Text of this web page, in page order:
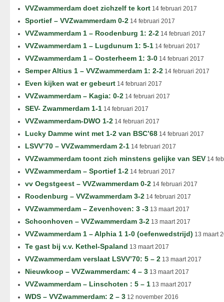
VVZwammerdam doet zichzelf te kort 14 februari 2017
Sportief – VVZwammerdam 0-2 14 februari 2017
VVZwammerdam 1 – Roodenburg 1: 2-2 14 februari 2017
VVZwammerdam 1 – Lugdunum 1: 5-1 14 februari 2017
VVZwammerdam 1 – Oosterheem 1: 3-0 14 februari 2017
Semper Altius 1 – VVZwammerdam 1: 2-2 14 februari 2017
Even kijken wat er gebeurt 14 februari 2017
VVZwammerdam – Kagia: 0-2 14 februari 2017
SEV- Zwammerdam 1-1 14 februari 2017
VVZwammerdam-DWO 1-2 14 februari 2017
Lucky Damme wint met 1-2 van BSC’68 14 februari 2017
LSVV’70 – VVZwammerdam 2-1 14 februari 2017
VVZwammerdam toont zich minstens gelijke van SEV 14
VVZwammerdam – Sportief 1-2 14 februari 2017
vv Oegstgeest – VVZwammerdam 0-2 14 februari 2017
Roodenburg – VVZwammerdam 3-2 14 februari 2017
VVZwammerdam – Zevenhoven: 3 -3 13 maart 2017
Schoonhoven – VVZwammerdam 3-2 13 maart 2017
VVZwammerdam 1 – Alphia 1 1-0 (oefenwedstrijd) 13 maart
Te gast bij v.v. Kethel-Spaland 13 maart 2017
VVZwammerdam verslaat LSVV’70: 5 – 2 13 maart 2017
Nieuwkoop – VVZwammerdam: 4 – 3 13 maart 2017
VVZwammerdam – Linschoten : 5 – 1 13 maart 2017
WDS – VVZwammerdam: 2 – 3 12 november 2016